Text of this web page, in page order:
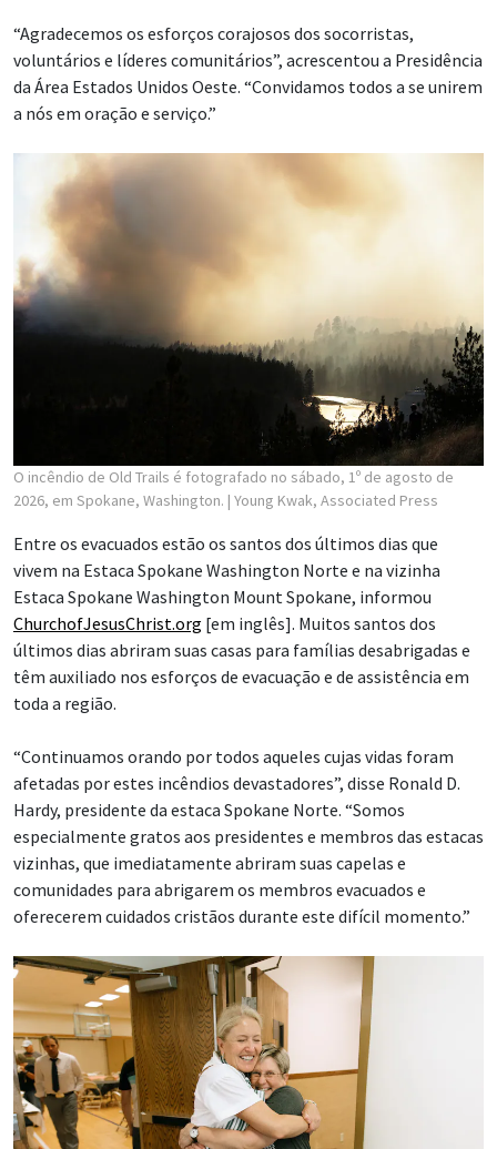
“Agradecemos os esforços corajosos dos socorristas,
voluntários e líderes comunitários”, acrescentou a Presidência
da Área Estados Unidos Oeste. “Convidamos todos a se unirem
a nós em oração e serviço.”
O incêndio de Old Trails é fotografado no sábado, 1º de agosto de
2026, em Spokane, Washington. | Young Kwak, Associated Press
Entre os evacuados estão os santos dos últimos dias que
vivem na Estaca Spokane Washington Norte e na vizinha
Estaca Spokane Washington Mount Spokane, informou
ChurchofJesusChrist.org [em inglês]. Muitos santos dos
últimos dias abriram suas casas para famílias desabrigadas e
têm auxiliado nos esforços de evacuação e de assistência em
toda a região.
“Continuamos orando por todos aqueles cujas vidas foram
afetadas por estes incêndios devastadores”, disse Ronald D.
Hardy, presidente da estaca Spokane Norte. “Somos
especialmente gratos aos presidentes e membros das estacas
vizinhas, que imediatamente abriram suas capelas e
comunidades para abrigarem os membros evacuados e
oferecerem cuidados cristãos durante este difícil momento.”